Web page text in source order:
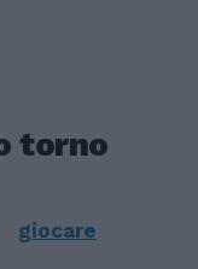
torno
giocare